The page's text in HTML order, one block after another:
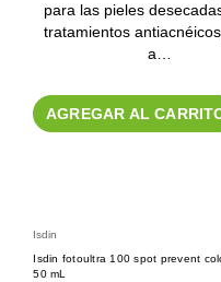
para las pieles
tratamientos
a…
AGREGAR AL
Isdin
Isdin fotoultra 100 spot prevent
50 mL